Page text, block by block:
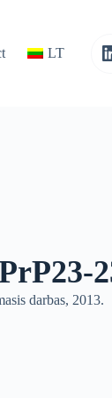
LT
darbas, 2013.